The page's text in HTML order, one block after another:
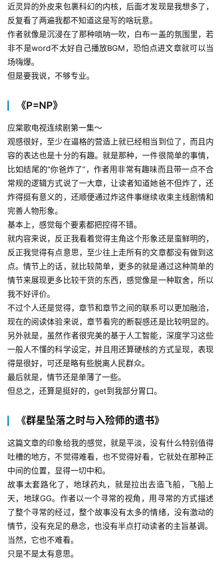
近灵异的外皮来包裹科幻的内核，后面才发现是我想多了，
反复看了两遍我都不知道这是写的啥玩意。
作者就像是沉浸在了那种唢呐一吹，白布一盖的氛围里，若
非不是word不太好自己播放BGM，恐怕点进文章就可以当
场嗨爆。
但是要我说，不够专业。
《P=NP》
应棠歌电视连续剧第一集～
观感很好，至少在逼格的营造上就已经相当到位了，而且内
容的表达也是十分的有趣。就是那种，一件很简单的事情，
比如结尾的“你爸炸了”，作者用非常有趣味而且带一点不合
常规的逻辑方式说了一大章，让读者知道她爸不但炸了，还
炸得挺有意义的，还顺便通过炸这件事继续收束主线剧情和
完善人物形象。
基本上，感觉每个要素都把控得不错。
就内容来说，反正我看着觉得主角这个形象还是蛮鲜明的，
反正我觉得有点意思，至少往上走所有的文章都没有做到这
点。情节上的话，就比较简单，更多的就是通过这种简单的
情节来展现更多比较干货的东西，感觉像是一种取舍，所以
我不好评价。
不过个人还是觉得，章节和章节之间的联系可以更加融洽，
现在的阅读体验来说，章节看完的断裂感还是比较明显的。
另外就是，虽然作者很完美的基于人工智能，深度学习这些
一般人不懂的科学设定，并且用还算硬核的方式呈现，表现
得是很好，可还是略有些脱离人民群众。
最后就是，情节还是单薄了一些。
但总之，还算是挺好的，get到我部分胃口。
《群星坠落之时与入殓师的遗书》
这篇文章的印象给我的感觉，就是平淡，没有什么特别值得
吐槽的地方，不觉得难看，也不觉得好看，它就处在那种正
中间的位置，显得一切中和。
故事太套路化了，地球药丸，就是拉出去造飞船，飞船上
天，地球GG。作者以一个寻常的视角，用寻常的方式描述
了整个寻常的经过，整个故事没有太多的情绪，没有激动的
情节，没有充足的悬念，也没有半点打动读者的主旨基调。
当然，它也不难看。
只是不是太有意思。